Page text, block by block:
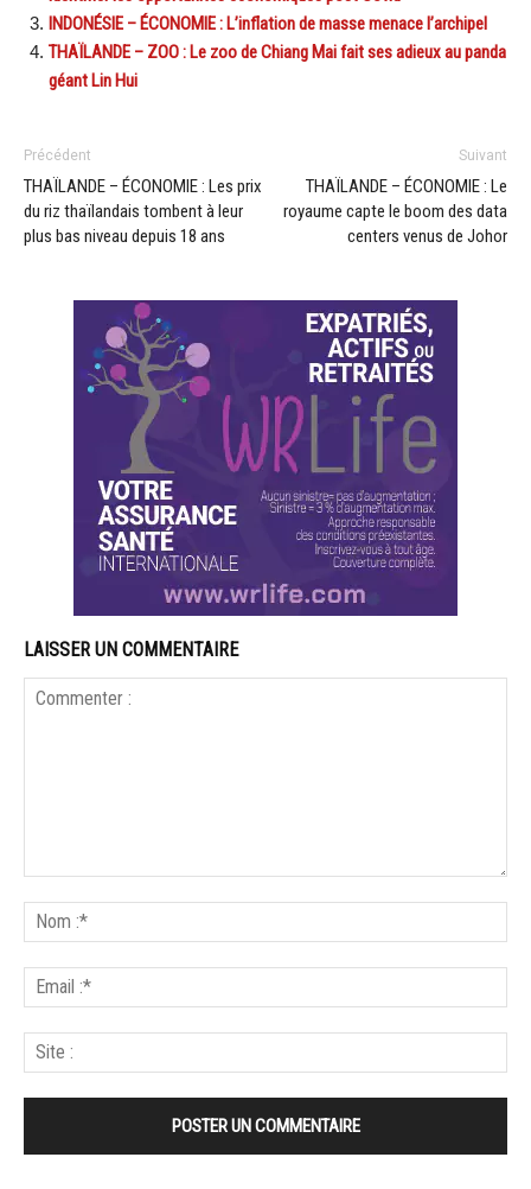
INDONÉSIE – ÉCONOMIE : L’inflation de masse menace l’archipel
THAÏLANDE – ZOO : Le zoo de Chiang Mai fait ses adieux au panda
géant Lin Hui
Précédent
THAÏLANDE – ÉCONOMIE : Les prix
du riz thaïlandais tombent à leur
plus bas niveau depuis 18 ans
Suivant
THAÏLANDE – ÉCONOMIE : Le
royaume capte le boom des data
centers venus de Johor
LAISSER UN COMMENTAIRE